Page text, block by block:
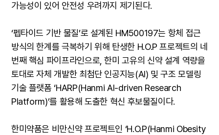
가능성이 있어 안전성 우려까지 제기된다.
‘펩타이드 기반 물질’로 설계된 HM500197는 항체 접근
방식의 한계를 극복하기 위해 탄생한 H.O.P 프로젝트의 네
번째 핵심 파이프라인으로, 한미 고유의 신약 설계 역량을
토대로 자체 개발한 최첨단 인공지능(AI) 및 구조 모델링
기술 플랫폼 ‘HARP(Hanmi AI-driven Research
Platform)’를 활용해 도출한 혁신 후보물질이다.
한미약품은 비만신약 프로젝트인 ‘H.O.P(Hanmi Obesity